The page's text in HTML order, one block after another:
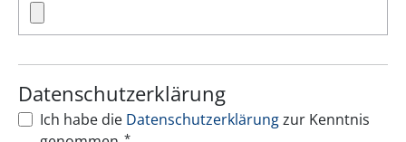
Datenschutzerklärung
Ich habe die Datenschutzerklärungzur Kenntnis
*